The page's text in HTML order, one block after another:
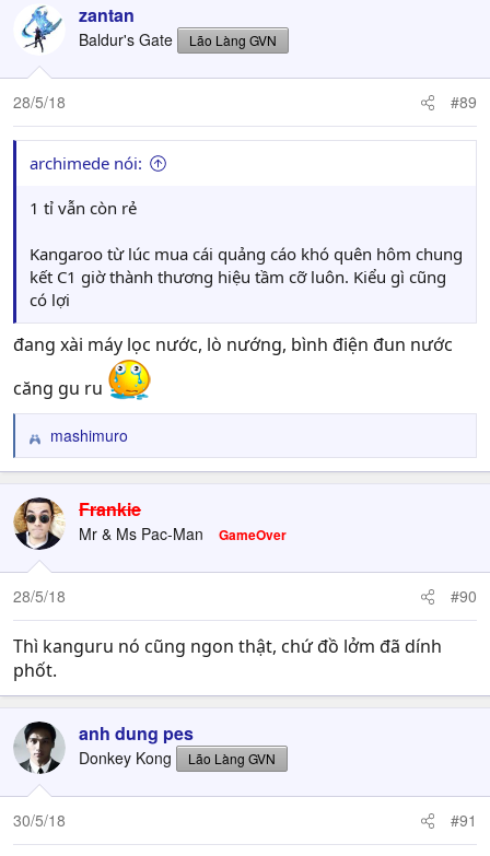
c
t
i
o
n
:
zantan
Baldur's Gate Lão Làng GVN
28/5/18 #89
archimede nói:
1 tỉ vẫn còn rẻ
Kangaroo từ lúc mua cái quảng cáo khó quên hôm chung
kết C1 giờ thành thương hiệu tầm cỡ luôn. Kiểu gì cũng
có lợi
đang xài máy lọc nước, lò nướng, bình điện đun nước
căng gu ru
R
e
c
t
i
o
n
mashimuro
Frankie
Mr & Ms Pac-Man GameOver
28/5/18 #90
Thì kanguru nó cũng ngon thật, chứ đồ lởm đã dính
phốt.
anh dung pes
Donkey Kong Lão Làng GVN
30/5/18 #91